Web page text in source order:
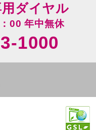
ダイヤル
00 年中無休
1000